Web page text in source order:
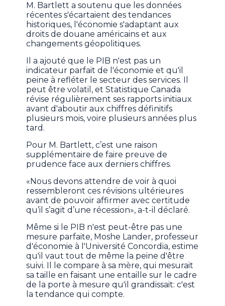
M. Bartlett a soutenu que les données
récentes s'écartaient des tendances
historiques, l'économie s'adaptant aux
droits de douane américains et aux
changements géopolitiques.
Il a ajouté que le PIB n'est pas un
indicateur parfait de l'économie et qu'il
peine à refléter le secteur des services. Il
peut être volatil, et Statistique Canada
révise régulièrement ses rapports initiaux
avant d'aboutir aux chiffres définitifs
plusieurs mois, voire plusieurs années plus
tard.
Pour M. Bartlett, c’est une raison
supplémentaire de faire preuve de
prudence face aux derniers chiffres.
«Nous devons attendre de voir à quoi
ressembleront ces révisions ultérieures
avant de pouvoir affirmer avec certitude
qu’il s’agit d’une récession», a-t-il déclaré.
Même si le PIB n'est peut-être pas une
mesure parfaite, Moshe Lander, professeur
d'économie à l'Université Concordia, estime
qu'il vaut tout de même la peine d'être
suivi. Il le compare à sa mère, qui mesurait
sa taille en faisant une entaille sur le cadre
de la porte à mesure qu'il grandissait: c'est
la tendance qui compte.